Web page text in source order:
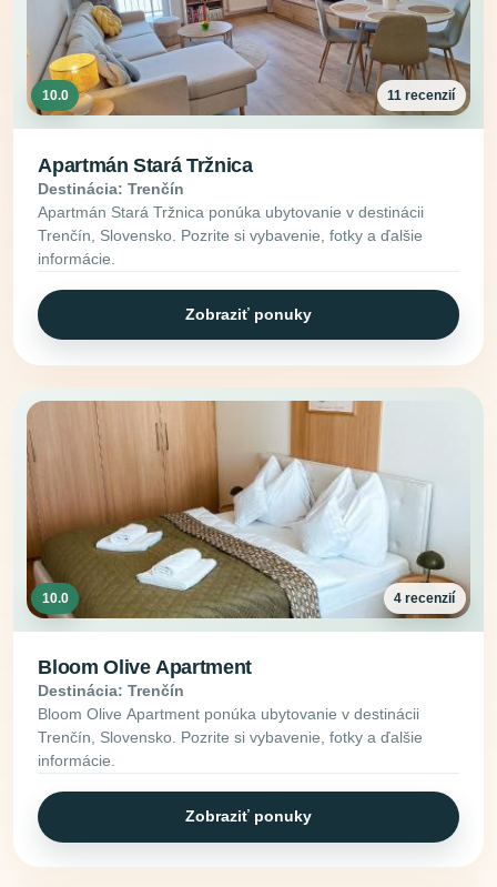
10.0 11 recenzií
Apartmán Stará Tržnica
Destinácia: Trenčín
Apartmán Stará Tržnica ponúka ubytovanie v destinácii
Trenčín, Slovensko. Pozrite si vybavenie, fotky a ďalšie
informácie.
Zobraziť ponuky
10.0 4 recenzií
Bloom Olive Apartment
Destinácia: Trenčín
Bloom Olive Apartment ponúka ubytovanie v destinácii
Trenčín, Slovensko. Pozrite si vybavenie, fotky a ďalšie
informácie.
Zobraziť ponuky